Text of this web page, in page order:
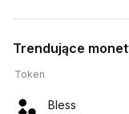
Trendujące
Token
Bless